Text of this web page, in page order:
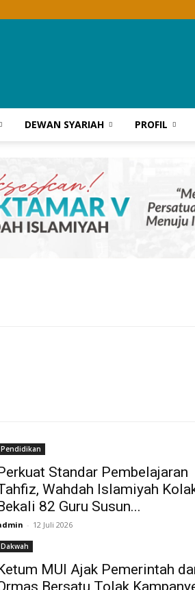
Wahdah
Islamiyah
DEWAN SYARIAH PROFIL
Pendidikan
Standar Pembelajaran
Wahdah Islamiyah
82 Guru Susun...
- 12 Juli 2026
Dakwah
MUI Ajak Pemerintah
Bersatu Tolak